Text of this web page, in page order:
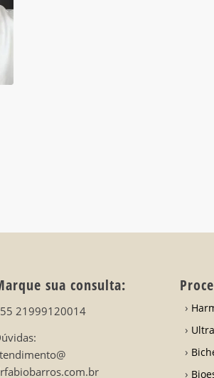
sua consulta:
21999120014